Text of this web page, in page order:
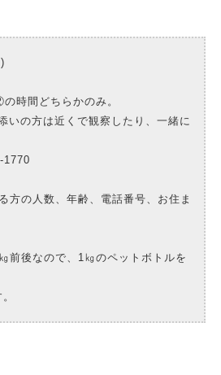
時間どちらかのみ。
いの方は近くで観察したり、一緒に
人数、年齢、電話番号、お住ま
なので、1㎏のペットボトルを